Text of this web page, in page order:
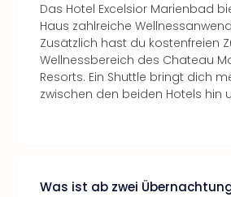
Das Hotel Excelsior Marienbad
Haus zahlreiche
Zusätzlich hast du kostenfreien
Wellnessbereich des Chateau
Resorts. Ein Shuttle bringt dich
zwischen den beiden Hotels hin
Was ist ab zwei